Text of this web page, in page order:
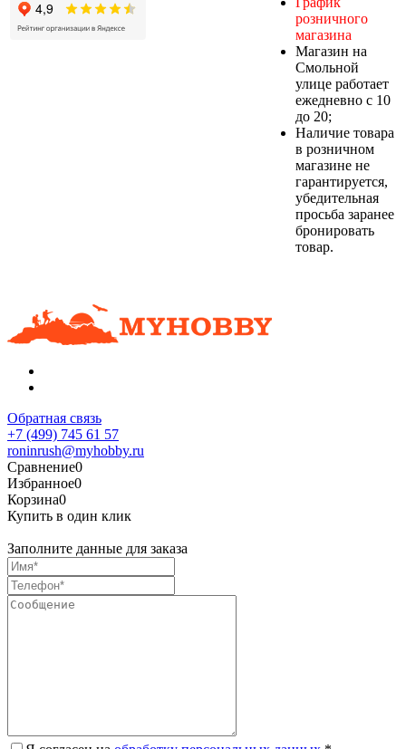
розничного
магазина
Магазин на
Смольной
улице работает
ежедневно с 10
до 20;
Наличие товара
в розничном
магазине не
гарантируется,
убедительная
просьба заранее
бронировать
товар.
Обратная связь
+7 (499) 745 61 57
roninrush@myhobby.ru
Сравнение0
Избранное0
Корзина0
Купить в один клик
Заполните данные для заказа